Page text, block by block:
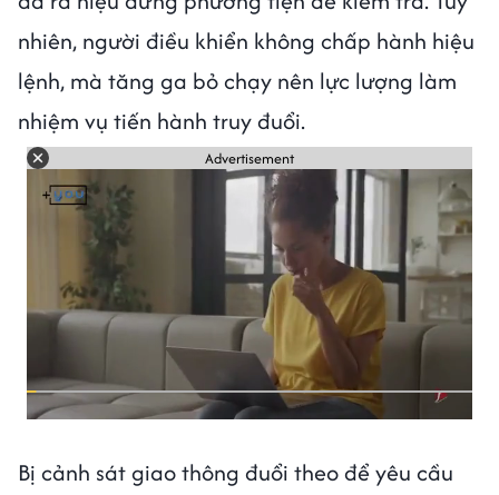
nhiên, người điều khiển không chấp hành hiệu
lệnh, mà tăng ga bỏ chạy nên lực lượng làm
nhiệm vụ tiến hành truy đuổi.
Advertisement
Bị cảnh sát giao thông đuổi theo để yêu cầu